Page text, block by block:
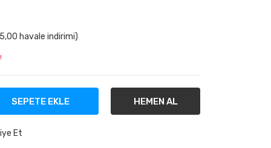
havale indirimi)
SEPETE EKLE HEMEN AL
Et